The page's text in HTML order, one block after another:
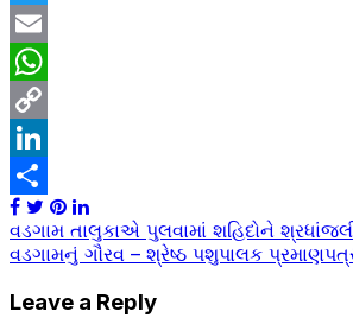
Twitter
Email
WhatsApp
Copy
Link
LinkedIn
Share
Post
navigation
વડગામ તાલુકાએ પુલવામાં શહિદોને
વડગામનું ગૌરવ – શ્રેષ્ઠ પશુપાલક
Leave a Reply